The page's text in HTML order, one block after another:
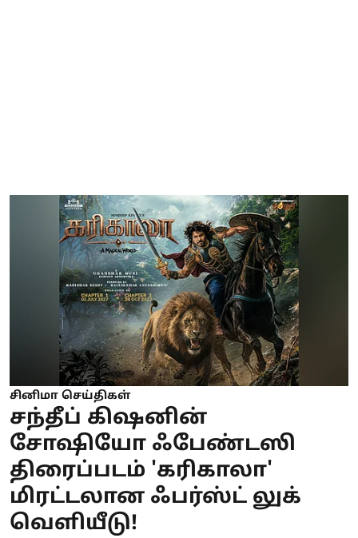
சினிமா செய்திகள்
சந்தீப் கிஷனின்
சோஷியோ ஃபேண்டஸி
திரைப்படம் 'கரிகாலா'
மிரட்டலான ஃபர்ஸ்ட் லுக்
வெளியீடு!